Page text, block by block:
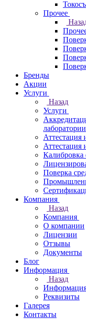
Прочее
Бренды
Акции
Услуги
Назад
Услуги
лаборатории
Аттестация
Аттестация
Калибровка
Поверка
Компания
Назад
Компания
О компании
Лицензии
Отзывы
Документы
Блог
Информация
Назад
Реквизиты
Галерея
Контакты